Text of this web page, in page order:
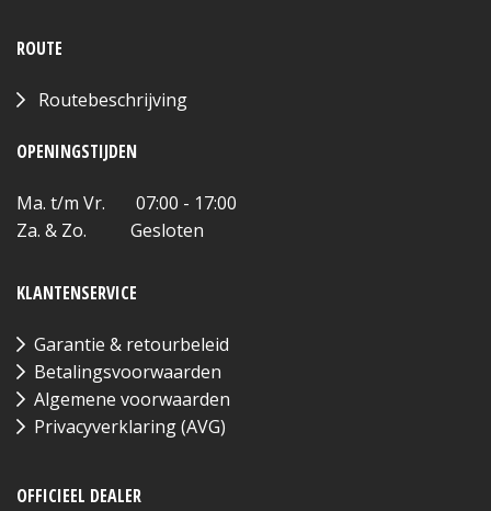
ROUTE
Routebeschrijving
OPENINGSTIJDEN
Ma. t/m Vr. 07:00 - 17:00
Za. & Zo. Gesloten
KLANTENSERVICE
Garantie & retourbeleid
Betalingsvoorwaarden
Algemene voorwaarden
Privacyverklaring (AVG)
OFFICIEEL DEALER